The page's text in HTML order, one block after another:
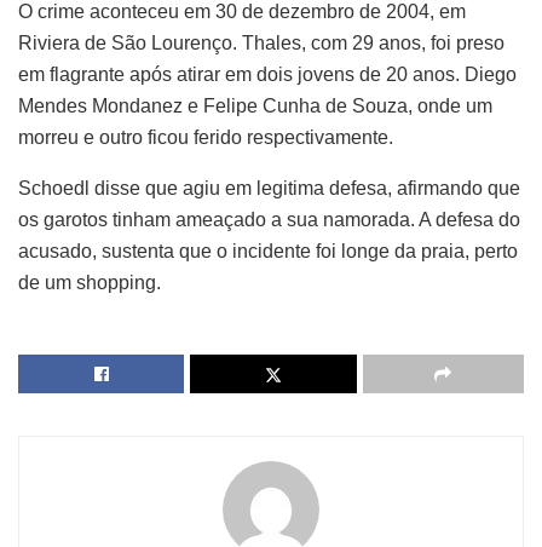
O crime aconteceu em 30 de dezembro de 2004, em
Riviera de São Lourenço. Thales, com 29 anos, foi preso
em flagrante após atirar em dois jovens de 20 anos. Diego
Mendes Mondanez e Felipe Cunha de Souza, onde um
morreu e outro ficou ferido respectivamente.
Schoedl disse que agiu em legitima defesa, afirmando que
os garotos tinham ameaçado a sua namorada. A defesa do
acusado, sustenta que o incidente foi longe da praia, perto
de um shopping.